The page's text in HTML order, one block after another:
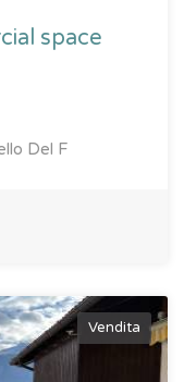
space
Del F
Vendita